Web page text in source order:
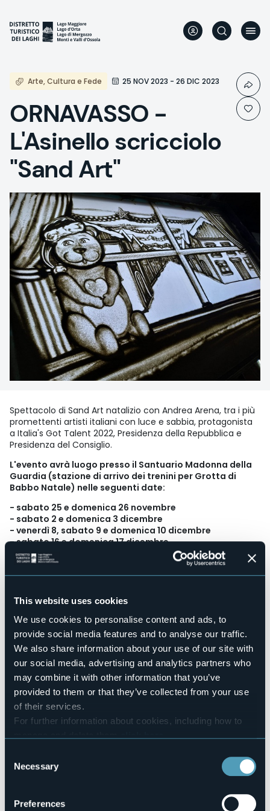
This website uses cookies
We use cookies to personalise content and ads, to
provide social media features and to analyse our traffic.
We also share information about your use of our site with
our social media, advertising and analytics partners who
may combine it with other information that you’ve
provided to them or that they’ve collected from your use
of their services.
For further information about cookies, including how to
Selection
Necessary
Preferences
main
content
Arte, Cultura e Fede 25 NOV 2023 - 26 DIC 2023
ORNAVASSO -
L'Asinello scricciolo
"Sand Art"
Spettacolo di Sand Art natalizio con Andrea Arena, tra i più
promettenti artisti italiani con luce e sabbia, protagonista
a Italia's Got Talent 2022, Presidenza della Repubblica e
Presidenza del Consiglio.
L'evento avrà luogo presso il Santuario Madonna della
Guardia (stazione di arrivo dei trenini per Grotta di
Babbo Natale) nelle seguenti date:
- sabato 25 e domenica 26 novembre
- sabato 2 e domenica 3 dicembre
- venerdì 8, sabato 9 e domenica 10 dicembre
- sabato 16 e domenica 17 dicembre
- sabato 23 dicembre e martedì 26 dicembre
Spettacolo inserito nel biglietto "Grotta di Babbo Natale"
al costo di €8,00.
I biglietti si acquistano direttamente all'ingresso del
Santuario.
Orari repliche:11:00 - 14:00 - 15:30 (il 9 dicembre 14:30)
Informazioni e prenotazioni on line: vedi mail e sito internet
Event organizer
Grotta di Babbo Natale
Event location
Santuario Madonna della Guardia
Telephone
lun a ven dalle 9.00 alle 18.00)